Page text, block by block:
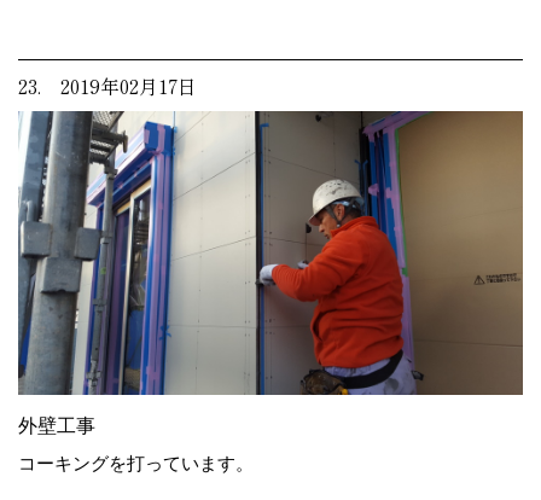
23. 2019年02月17日
外壁工事
コーキングを打っています。